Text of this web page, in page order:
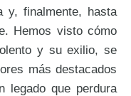
y, finalmente, hasta
Hemos visto cómo
y su exilio, se
más destacados
legado que perdura